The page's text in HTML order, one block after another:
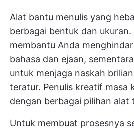
Alat bantu menulis yang
berbagai bentuk dan ukuran.
membantu Anda
bahasa dan ejaan,
untuk menjaga naskah
teratur. Penulis kreatif masa
dengan berbagai pilihan alat
Untuk membuat prosesnya